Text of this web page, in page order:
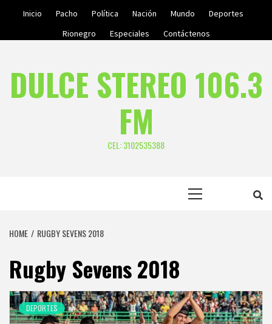
Inicio Pacho Política Nación Mundo
Deportes
Rionegro
Especiales Contáctenos
DULCE STEREO 106.3
FM
CEL: 3102535388
HOME RUGBY SEVENS 2018
Rugby Sevens 2018
DEPORTES